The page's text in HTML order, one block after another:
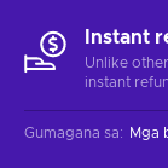
Instant
Unlike
instant
Gumagana sa: Mga